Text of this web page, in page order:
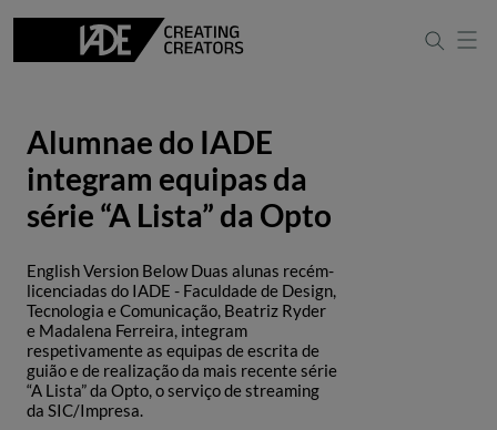
Alumnae do IADE
integram equipas da
série “A Lista” da Opto
English Version Below Duas alunas recém-
licenciadas do IADE - Faculdade de Design,
Tecnologia e Comunicação, Beatriz Ryder
e Madalena Ferreira, integram
respetivamente as equipas de escrita de
guião e de realização da mais recente série
“A Lista” da Opto, o serviço de streaming
da SIC/Impresa.